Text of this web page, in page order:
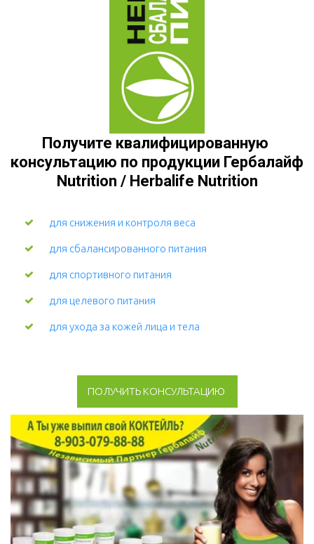
Получите квалифицированную
консультацию по продукции Гербалайф
Nutrition / Herbalife Nutrition
для снижения и контроля веса
для сбалансированного питания
для спортивного питания
для целевого питания
для ухода за кожей лица и тела
ПОЛУЧИТЬ КОНСУЛЬТАЦИЮ